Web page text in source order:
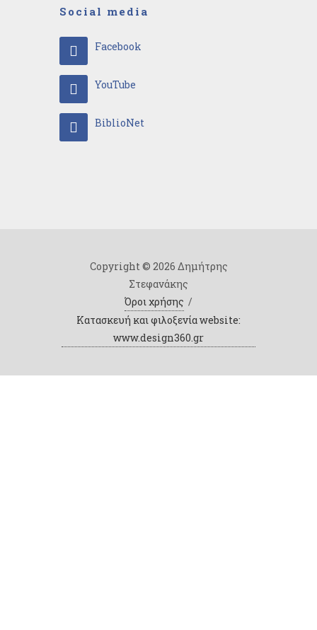
Social media
Facebook
YouTube
BiblioNet
Copyright © 2026 Δημήτρης
Στεφανάκης
Όροι χρήσης /
Κατασκευή και φιλοξενία website:
www.design360.gr